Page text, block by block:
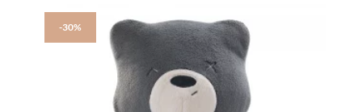
-30%